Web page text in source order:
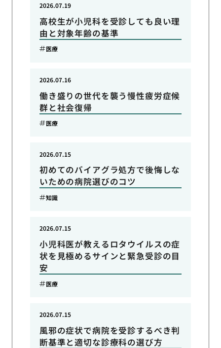
高校生が小児科を受診しても良い理
由と対象年齢の基準
2026.07.19
医療
働き盛りの世代を襲う慢性疲労症候
群と社会復帰
2026.07.16
医療
初めてのバイアグラ処方で後悔しな
いための病院選びのコツ
2026.07.15
知識
小児科医が教えるロタウイルスの症
状を見極めるサインと緊急受診の目
安
2026.07.15
医療
風邪の症状で病院を受診するべき判
断基準と適切な診療科の選び方
2026.07.15